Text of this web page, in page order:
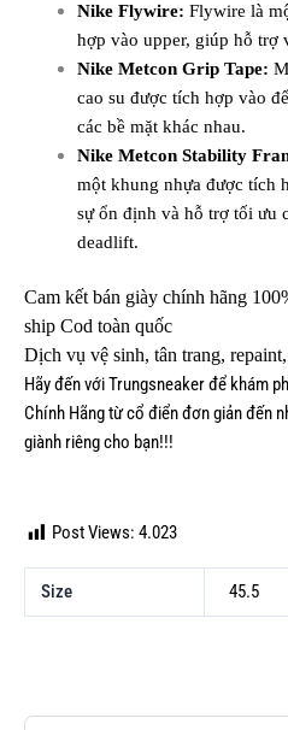
Nike Flywire: Flywire là
hợp vào upper, giúp hỗ trợ
Nike Metcon Grip Tape:
cao su được tích hợp vào
các bề mặt khác nhau.
Nike Metcon Stability
một khung nhựa được tích
sự ổn định và hỗ trợ tối ưu
deadlift.
Cam kết bán giày chính hãng
ship Cod toàn quốc
Dịch vụ vệ sinh, tân trang,
Hãy đến vớiTrungsneakerđể khám
Chính Hãng từ cổ điển đơn giản đến
giành riêng cho bạn!!!
Post Views: 4.023
Size 45.5